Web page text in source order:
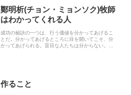
鄭明析(チョン・ミョンソク)牧師
はわかってくれる人
成功の秘訣の一つは、行う価値を分かってあげるこ
とだ。分かってあげるところに目を開いてこそ、分
かってあげられる。盲目な人たちは分からない。
作ること